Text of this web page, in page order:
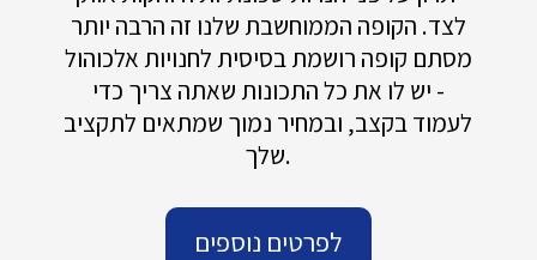
לצד. הקופה הממוחשבת שלנו זה הרבה יותר
מסתם קופה רושמת בסיסית לחנויות אלכוהול
- יש לו את כל התכונות שאתה צריך כדי
לעמוד בקצב, ובמחיר נמוך שמתאים לתקציב
שלך.
לפרטים נוספים